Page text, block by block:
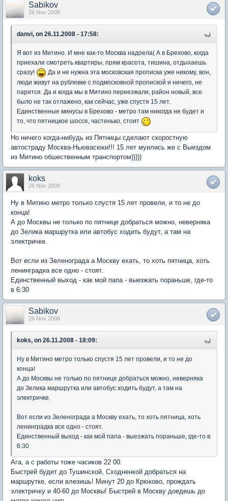
Sabikov
26 Nov 2008
danvi, on 26.11.2008 - 17:58:
Я вот из Митино. И мне как-то Москва надоела( А в Брехово, когда
приехали смотреть квартиры, прям красота, тишина, отдыхаешь
сразу!
Да и не нужна эта московская прописка уже никому, вон,
люди живут на рублевке с подмосковной пропиской и ничего, не
парятся. Да и когда мы в Митино переезжали, район новый, все
было не так отлажено, как сейчас, уже спустя 15 лет.
Единственные минусы в Брехово - метро там никогда не будет и
то, что пятницкое шоссе, частенько, стоит
Но ничего когда-нибудь из Пятницы сделают скоростную
автостраду Москва-Ньювасюки!!! 15 лет муились же с Выездом
из Митино обшественным транспортом)))))
koks
26 Nov 2008
Ну в Митино метро только спустя 15 лет провели, и то не до
конца!
А до Москвы не только по пятнице добраться можно, неверняка
до Зелика маршрутка или автобус ходить будут, а там на
электричке.
Вот если из Зеленограда а Москву ехать, то хоть пятница, хоть
ленинградка все одно - стоят.
Единственный выход - как мой папа - выезжать пораньше, где-то
в 6:30
Sabikov
26 Nov 2008
koks, on 26.11.2008 - 18:09:
Ну в Митино метро только спустя 15 лет провели, и то не до
конца!
А до Москвы не только по пятнице добраться можно, неверняка
до Зелика маршрутка или автобус ходить будут, а там на
электричке.
Вот если из Зеленограда а Москву ехать, то хоть пятница, хоть
ленинградка все одно - стоят.
Единственный выход - как мой папа - выезжать пораньше, где-то в
6:30
Ага, а с работы тоже часиков 22 00.
Быстрей будет до Тушинской, Сходненкой добраться на
маршрутке, если влезишь! Минут 20 до Крюково, прождать
электричку и 40-60 до Москвы! Быстрей в Москву доедешь до